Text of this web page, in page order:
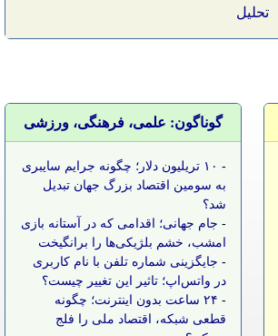
تحلیل
گوناگون: علمی، فرهنگی، ورزشی
-
۱۰ تریلیون دلار؛ چگونه جرایم سایبری
به سومین اقتصاد بزرگ جهان تبدیل
شد؟
- جام جهانی؛ اقدامی که در آستانه بازی
امشب، خشم بلژیکی‌ها را برانگیخت
- جایگزینی شماره تلفن با نام کاربری
در واتس‌اپ؛ تاثیر این تغییر چیست؟
-
۲۴ ساعت بدون اینترنت؛ چگونه
قطعی شبکه، اقتصاد ملی را فلج